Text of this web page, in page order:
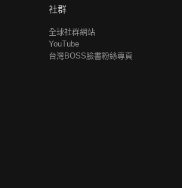
社群
全球社群網站
YouTube
台灣BOSS臉書粉絲專頁